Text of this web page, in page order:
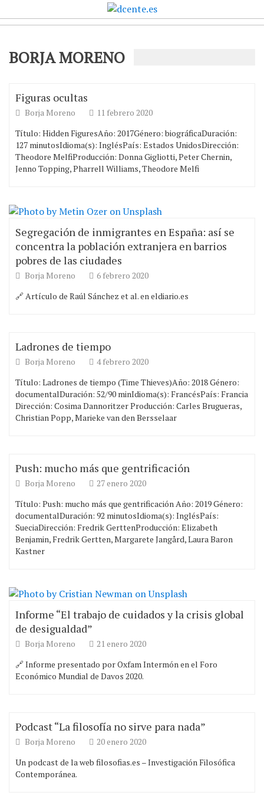
BORJA MORENO
Figuras ocultas
Borja Moreno
11 febrero 2020
Título: Hidden FiguresAño: 2017Género: biográficaDuración:
127 minutosIdioma(s): InglésPaís: Estados UnidosDirección:
Theodore MelfiProducción: Donna Gigliotti, Peter Chernin,
Jenno Topping, Pharrell Williams, Theodore Melfi
Segregación de inmigrantes en España: así se
concentra la población extranjera en barrios
pobres de las ciudades
Borja Moreno
6 febrero 2020
🔗 Artículo de Raúl Sánchez et al. en eldiario.es
Ladrones de tiempo
Borja Moreno
4 febrero 2020
Título: Ladrones de tiempo (Time Thieves)Año: 2018 Género:
documentalDuración: 52/90 minIdioma(s): FrancésPaís: Francia
Dirección: Cosima Dannoritzer Producción: Carles Brugueras,
Christian Popp, Marieke van den Bersselaar
Push: mucho más que gentrificación
Borja Moreno
27 enero 2020
Título: Push: mucho más que gentrificación Año: 2019 Género:
documentalDuración: 92 minutosIdioma(s): InglésPaís:
SueciaDirección: Fredrik GerttenProducción: Elizabeth
Benjamin, Fredrik Gertten, Margarete Jangård, Laura Baron
Kastner
Informe “El trabajo de cuidados y la crisis global
de desigualdad”
Borja Moreno
21 enero 2020
🔗 Informe presentado por Oxfam Intermón en el Foro
Económico Mundial de Davos 2020.
Podcast “La filosofía no sirve para nada”
Borja Moreno
20 enero 2020
Un podcast de la web filosofias.es – Investigación Filosófica
Contemporánea.